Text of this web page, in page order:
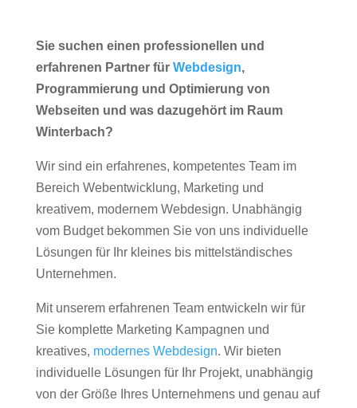
Sie suchen einen professionellen und
erfahrenen Partner für Webdesign,
Programmierung und Optimierung von
Webseiten und was dazugehört im Raum
Winterbach?
Wir sind ein erfahrenes, kompetentes Team im
Bereich Webentwicklung, Marketing und
kreativem, modernem Webdesign. Unabhängig
vom Budget bekommen Sie von uns individuelle
Lösungen für Ihr kleines bis mittelständisches
Unternehmen.
Mit unserem erfahrenen Team entwickeln wir für
Sie komplette Marketing Kampagnen und
kreatives, modernes Webdesign. Wir bieten
individuelle Lösungen für Ihr Projekt, unabhängig
von der Größe Ihres Unternehmens und genau auf